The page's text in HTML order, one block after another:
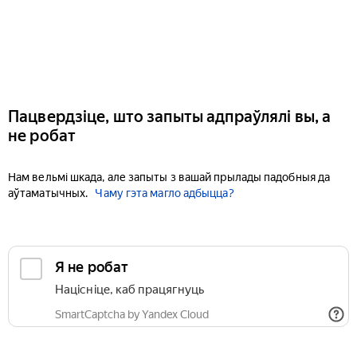
Пацвердзіце, што запыты адпраўлялі вы, а
не робат
Нам вельмі шкада, але запыты з вашай прылады падобныя да
аўтаматычных.
Чаму гэта магло адбыцца?
Я не робат
Націсніце, каб працягнуць
SmartCaptcha by Yandex Cloud